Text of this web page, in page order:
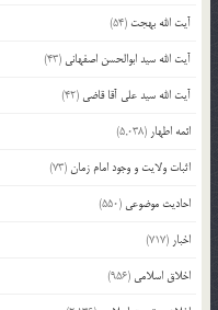
آیت الله بهجت (54)
آیت الله سید ابوالحسن اصفهانی (43)
آیت الله سید علی آقا قاضی (42)
ائمه اطهار (5,038)
اثبات ولایت و وجود امام زمان (73)
احادیث موضوعی (550)
اخبار (717)
اخلاق اسلامی (956)